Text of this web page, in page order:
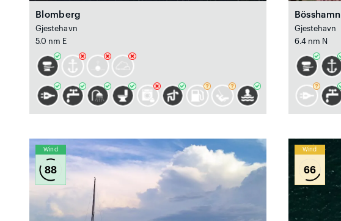
Blomberg
Gjestehavn
5.0 nm E
Bösshamn
Gjestehavn
6.4 nm N
Wind
88
Wind
66